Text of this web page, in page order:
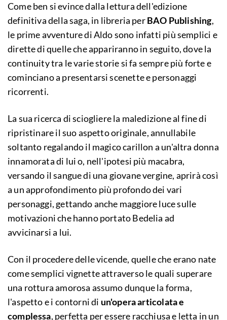
Come ben si evince dalla lettura dell'edizione
definitiva della saga, in libreria perBAO Publishing,
le prime avventure di Aldo sono infatti più semplici e
dirette di quelle che appariranno in seguito, dove la
continuity tra le varie storie si fa sempre più forte e
cominciano a presentarsi scenette e personaggi
ricorrenti.
La sua ricerca di sciogliere la maledizione al fine di
ripristinare il suo aspetto originale, annullabile
soltanto regalando il magico carillon a un'altra donna
innamorata di lui o, nell'ipotesi più macabra,
versando il sangue di una giovane vergine, aprirà così
a un approfondimento più profondo dei vari
personaggi, gettando anche maggiore luce sulle
motivazioni che hanno portato Bedelia ad
avvicinarsi a lui.
Con il procedere delle vicende, quelle che erano nate
come semplici vignette attraverso le quali superare
una rottura amorosa assumo dunque la forma,
l'aspetto e i contorni di un'opera articolata e
complessa, perfetta per essere racchiusa e letta in un